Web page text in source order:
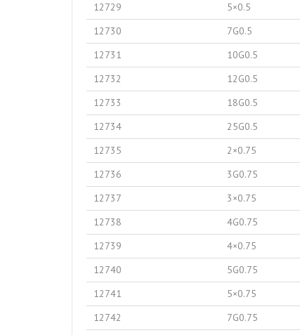
12729
5×0.5
12730
7G0.5
12731
10G0.5
12732
12G0.5
12733
18G0.5
12734
25G0.5
12735
2×0.75
12736
3G0.75
12737
3×0.75
12738
4G0.75
12739
4×0.75
12740
5G0.75
12741
5×0.75
12742
7G0.75